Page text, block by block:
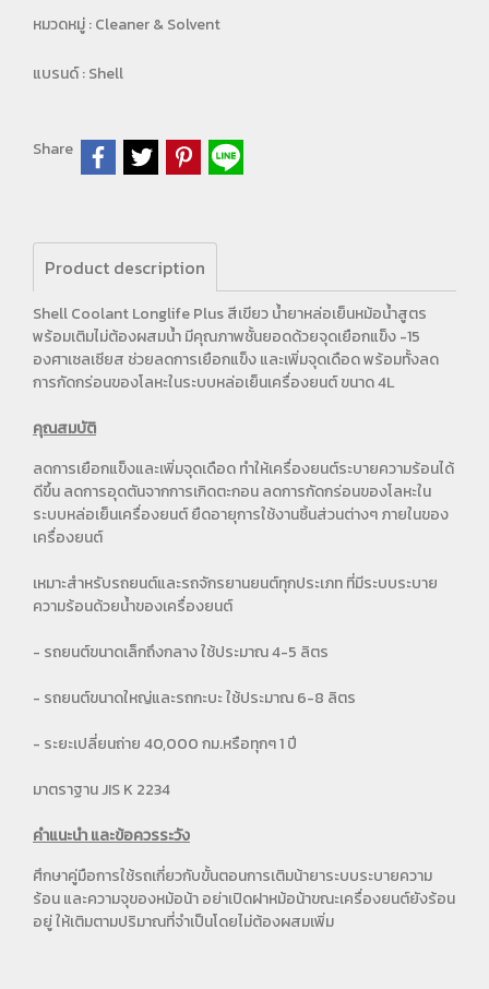
หมวดหมู่ :Cleaner & Solvent
แบรนด์ :Shell
Share
Product description
Shell Coolant Longlife Plus สีเขียว น้ำยาหล่อเย็นหม้อน้ำสูตร
พร้อมเติมไม่ต้องผสมน้ำ มีคุณภาพชั้นยอดด้วยจุดเยือกแข็ง -15
องศาเซลเซียส ช่วยลดการเยือกแข็ง และเพิ่มจุดเดือด พร้อมทั้งลด
การกัดกร่อนของโลหะในระบบหล่อเย็นเครื่องยนต์ ขนาด 4L
คุณสมบัติ
ลดการเยือกแข็งและเพิ่มจุดเดือด ​​ทำให้เครื่องยนต์ระบายความร้อนได้
ดีขึ้น​​ ลดการอุดตันจากการเกิดตะกอน​​ ลดการกัดกร่อนของโลหะใน
ระบบหล่อเย็นเครื่องยนต์​​ ยืดอายุการใช้งานชิ้นส่วนต่างๆ ภายในของ
เครื่องยนต์​​
เหมาะสำหรับรถยนต์และรถจักรยานยนต์ทุกประเภท ที่มีระบบระบาย
ความร้อนด้วยน้ำของเครื่องยนต์
- รถยนต์ขนาดเล็กถึงกลาง ใช้ประมาณ 4-5 ลิตร
- รถยนต์ขนาดใหญ่และรถกะบะ ใช้ประมาณ 6-8 ลิตร
- ระยะเปลี่ยนถ่าย 40,000 กม.หรือทุกๆ 1 ปี
มาตราฐาน JIS K 2234
คำแนะนำ และข้อควรระวัง
ศึกษาคู่มือการใช้รถเกี่ยวกับขั้นตอนการเติมน้ายาระบบระบายความ
ร้อน และความจุของหม้อน้า อย่าเปิดฝาหม้อน้าขณะเครื่องยนต์ยังร้อน
อยู่ ให้เติมตามปริมาณที่จำเป็นโดยไม่ต้องผสมเพิ่ม